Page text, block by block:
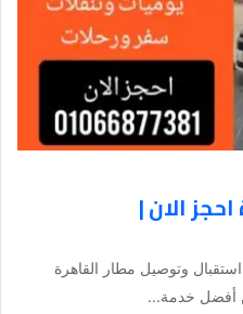
الان |
وتوصيل مطار القاهرة
أفضل خدمة...